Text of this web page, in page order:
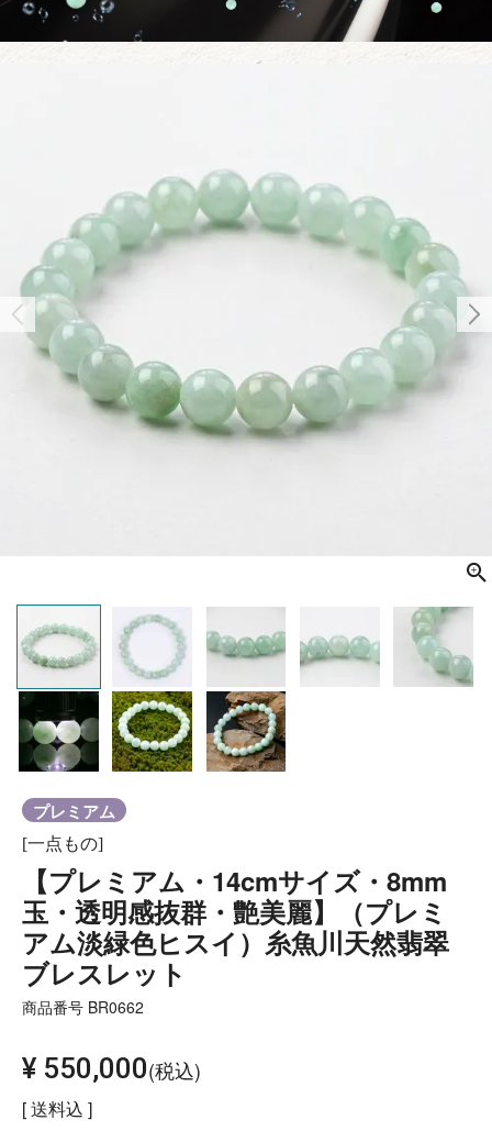
プレミアム
[一点もの]
【プレミアム・14cmサイズ・8mm
玉・透明感抜群・艶美麗】（プレミ
アム淡緑色ヒスイ）糸魚川天然翡翠
ブレスレット
商品番号 BR0662
¥ 550,000 税込
送料込